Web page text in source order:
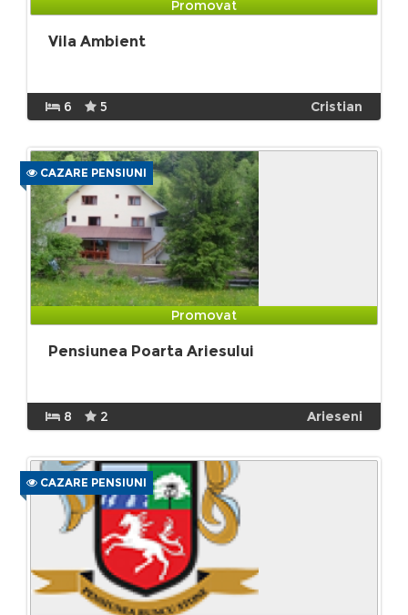
Promovat
Vila Ambient
6 5 Cristian
CAZARE PENSIUNI
Promovat
Pensiunea Poarta Ariesului
8 2 Arieseni
CAZARE PENSIUNI